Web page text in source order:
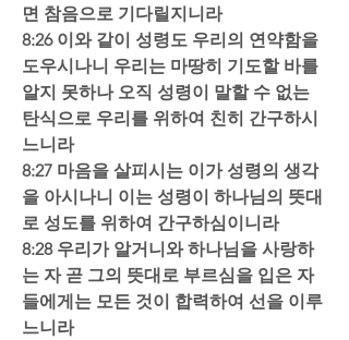
면 참음으로 기다릴지니라
8:26 이와 같이 성령도 우리의 연약함을
도우시나니 우리는 마땅히 기도할 바를
알지 못하나 오직 성령이 말할 수 없는
탄식으로 우리를 위하여 친히 간구하시
느니라
8:27 마음을 살피시는 이가 성령의 생각
을 아시나니 이는 성령이 하나님의 뜻대
로 성도를 위하여 간구하심이니라
8:28 우리가 알거니와 하나님을 사랑하
는 자 곧 그의 뜻대로 부르심을 입은 자
들에게는 모든 것이 합력하여 선을 이루
느니라